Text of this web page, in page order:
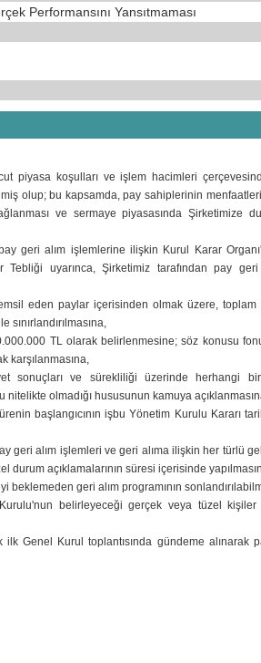
Performansını Yansıtmaması
piyasa koşulları ve işlem hacimleri
olup; bu kapsamda, pay sahiplerinin
ve sermaye piyasasında Şirketimize
geri alım işlemlerine ilişkin Kurul Karar
uyarınca, Şirketimiz tarafından pay
eden paylar içerisinden olmak üzere,
TL olarak belirlenmesine; söz konusu
karşılanmasına,
sonuçları ve sürekliliği üzerinde herhangi
olmadığı hususunun kamuya
başlangıcının işbu Yönetim Kurulu Kararı
geri alım işlemleri ve geri alıma ilişkin her türlü
açıklamalarının süresi içerisinde
beklemeden geri alım programının
belirleyeceği gerçek veya tüzel
Genel Kurul toplantısında gündeme alınarak